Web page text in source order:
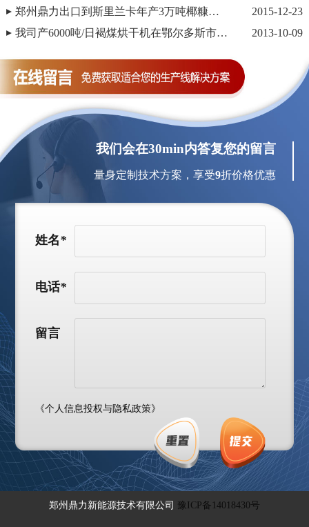
郑州鼎力出口到斯里兰卡年产3万吨椰糠烘干线即将发货
2015-12-23
我司产6000吨/日褐煤烘干机在鄂尔多斯市安装调试成功
2013-10-09
我们会在30min内答复您的留言
量身定制技术方案，享受9折价格优惠
姓名*
电话*
留言
《个人信息投权与隐私政策》
郑州鼎力新能源技术有限公司 豫ICP备14018430号